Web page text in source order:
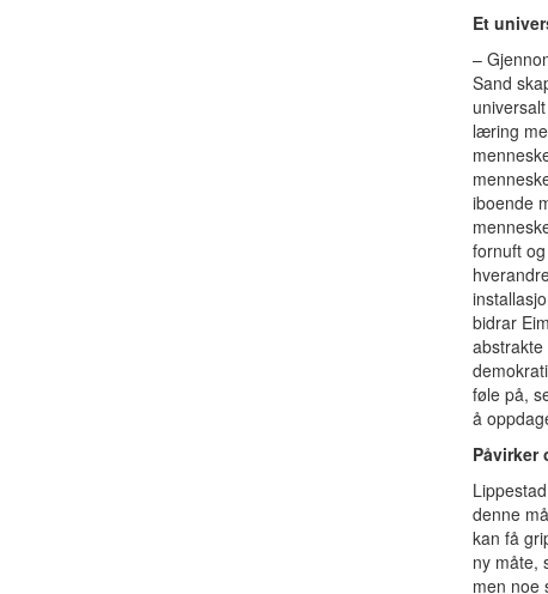
Et
–
Sand
læring
iboende
fornuft
bidrar
føle på,
å
Påvirker
denne
kan få
ny måte,
men noe